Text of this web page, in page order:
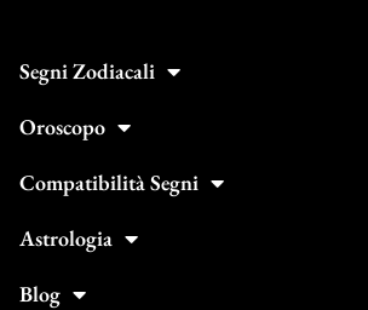
Segni Zodiacali
Oroscopo
Compatibilità Segni
Astrologia
Blog